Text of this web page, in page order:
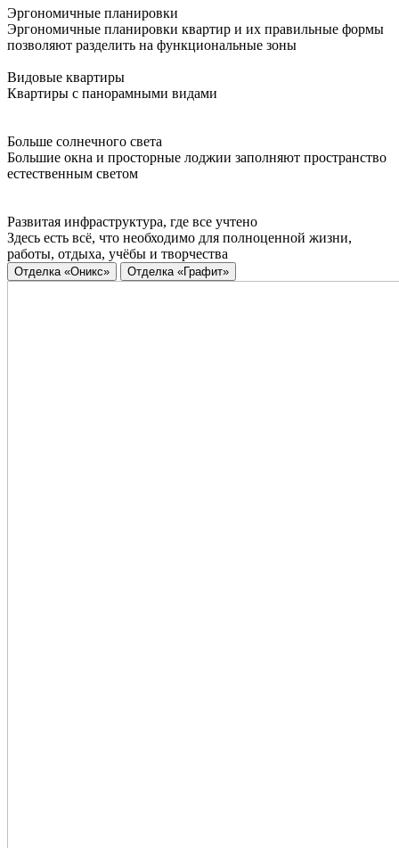
Эргономичные планировки
Эргономичные планировки квартир и их правильные формы
позволяют разделить на функциональные зоны
Видовые квартиры
Квартиры с панорамными видами
Больше солнечного света
Большие окна и просторные лоджии заполняют пространство
естественным светом
Развитая инфраструктура, где все учтено
Здесь есть всё, что необходимо для полноценной жизни,
работы, отдыха, учёбы и творчества
Отделка «Оникс» Отделка «Графит»